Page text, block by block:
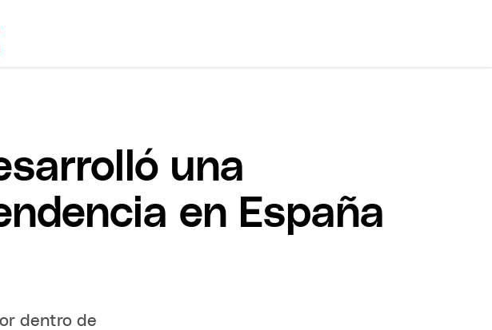
una
en España
dentro de